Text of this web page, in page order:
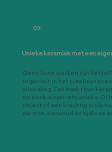
03
Unieke keramiek met een
Geen twee werken zijn
organisch in het
uitstraling. Dat maakt hun
op zoek is naar iets unieks. Of
object of een krachtig
warmte, eenvoud en tijdloze